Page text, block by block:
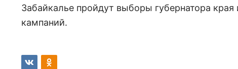
Забайкалье пройдут выборы губернатора
кампаний.